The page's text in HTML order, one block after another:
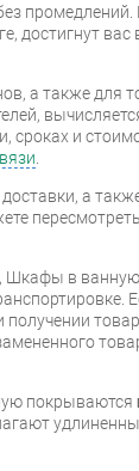
промедлений.
достигнут вас
а также для
сроках и
а
Шкафы в
покрываются